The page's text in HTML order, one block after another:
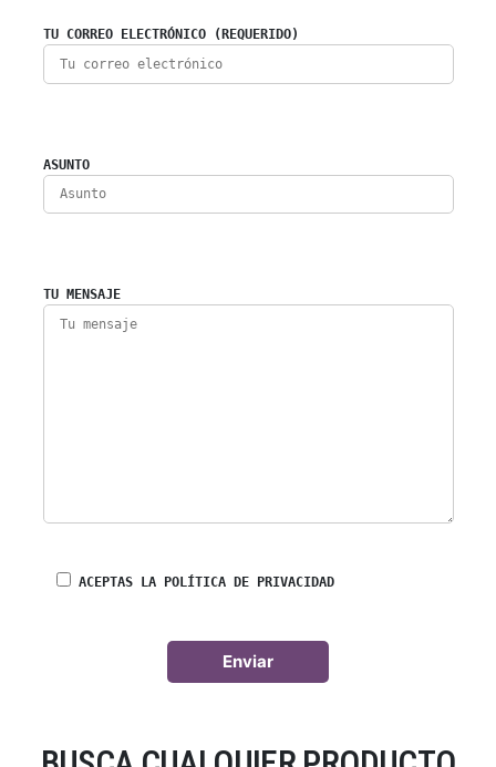
TU CORREO ELECTRÓNICO (REQUERIDO)
ASUNTO
TU MENSAJE
ACEPTAS LA POLÍTICA DE PRIVACIDAD